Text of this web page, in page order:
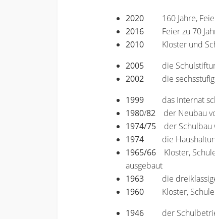
2020
160 Jahre,
2016 Feier zu 70
2010 Kloster und
2005 die
2002 die
1999 das Internat
1980/82 der Neubau
1974/75 der Schulbau
1974 die
1965/66 Kloster,
ausgebaut
1963 die
1960 Kloster,
1946 der